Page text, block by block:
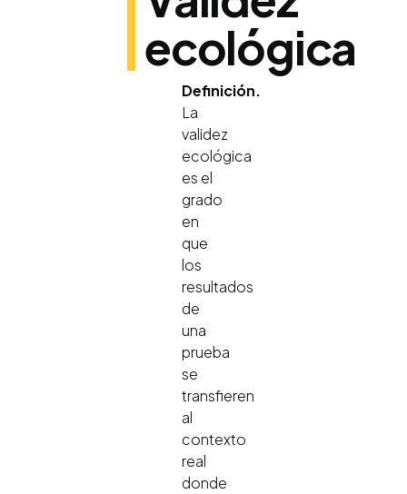
ecológica
Definición.
La
validez
ecológica
es el
grado
en
que
los
resultados
de
una
prueba
se
transfieren
al
contexto
real
donde